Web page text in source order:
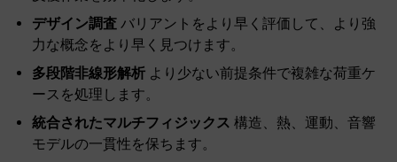
デザイン調査 バリアントをより早く評価して、より強
力な概念をより早く見つけます。
多段階非線形解析 より少ない前提条件で複雑な荷重ケ
ースを処理します。
統合されたマルチフィジックス 構造、熱、運動、音響
モデルの一貫性を保ちます。